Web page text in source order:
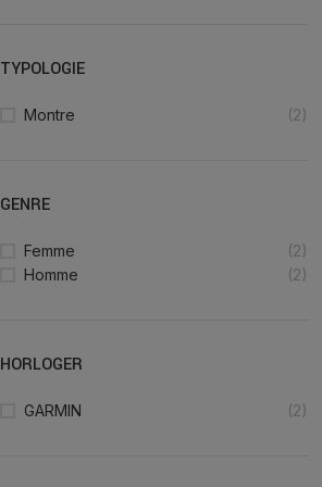
TYPOLOGIE
Montre (2)
GENRE
Femme
(2)
Homme
(2)
HORLOGER
GARMIN (2)